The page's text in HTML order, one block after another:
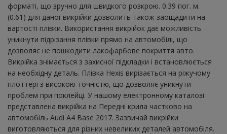
форматі, що зручно для швидкого розкрою. 0.39 пог. м.
(0.61) для даної викрійки дозволить також заощадити на
вартості плівки. Використання викрійок дає можливість
уникнути підрізання плівки прямо на автомобілі, що
дозволяє не пошкодити лакофарбове покриття авто.
Викрійка знімається з захисної підкладки і встановлюється
на необхідну деталь. Плівка Hexis вирізається на ріжучому
плоттері з високою точністю, що дозволяє уникнути
проблем при поклейці. У нашому електронному каталозі
представлена ​​викрійка на Передні крила частково на
автомобіль Audi A4 Base 2017. Зазвичай викрійки
виготовляються для різних невеликих деталей автомобіля.